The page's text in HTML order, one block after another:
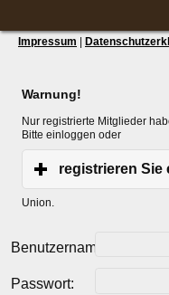
Impressum
Warnung!
Nur registrierte Mitglieder
Bitte einloggen oder
registrieren Sie
Union.
Benutzername:
Passwort: